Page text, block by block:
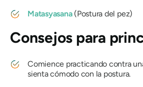
Matasyasana(Postura del pez)
Consejos para
Comience practicando contra
sienta cómodo con la postura.